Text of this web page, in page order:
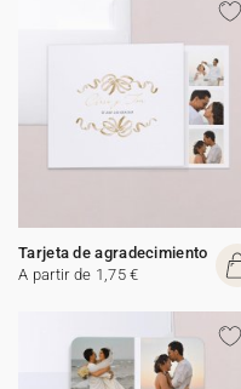
Tarjeta de agradecimiento
A partir de 1,75 €